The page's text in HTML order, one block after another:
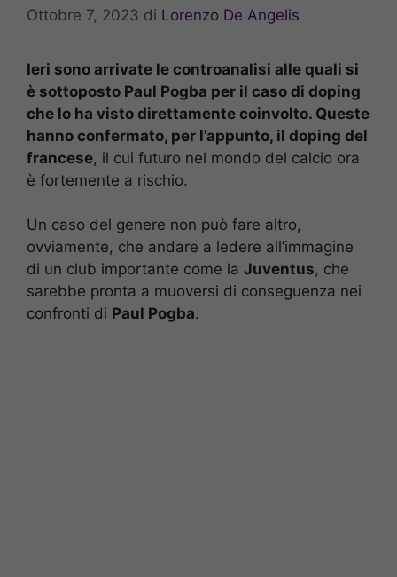
Ottobre 7, 2023 di Lorenzo De Angelis
Ieri sono arrivate le controanalisi alle quali si
è sottoposto Paul Pogba per il caso di doping
che lo ha visto direttamente coinvolto. Queste
hanno confermato, per l’appunto, il doping del
francese, il cui futuro nel mondo del calcio ora
è fortemente a rischio.
Un caso del genere non può fare altro,
ovviamente, che andare a ledere all’immagine
di un club importante come la Juventus, che
sarebbe pronta a muoversi di conseguenza nei
confronti di Paul Pogba.